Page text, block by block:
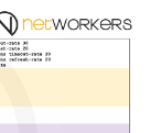
zbierać dane
to
w stanie tego
na
wersjach